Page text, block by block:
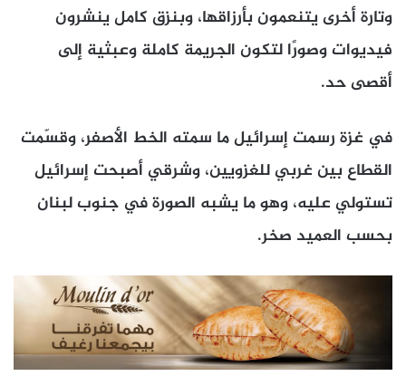
وتارة أخرى يتنعمون بأرزاقها، وبنزق كامل ينشرون
فيديوات وصورًا لتكون الجريمة كاملة وعبثية إلى
أقصى حد.
في غزة رسمت إسرائيل ما سمته الخط الأصفر، وقسّمت
القطاع بين غربي للغزويين، وشرقي أصبحت إسرائيل
تستولي عليه، وهو ما يشبه الصورة في جنوب لبنان
بحسب العميد صخر.